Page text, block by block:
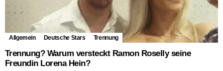
Allgemein Deutsche Stars Trennung
Trennung? Warum versteckt Ramon Roselly seine
Freundin Lorena Hein?